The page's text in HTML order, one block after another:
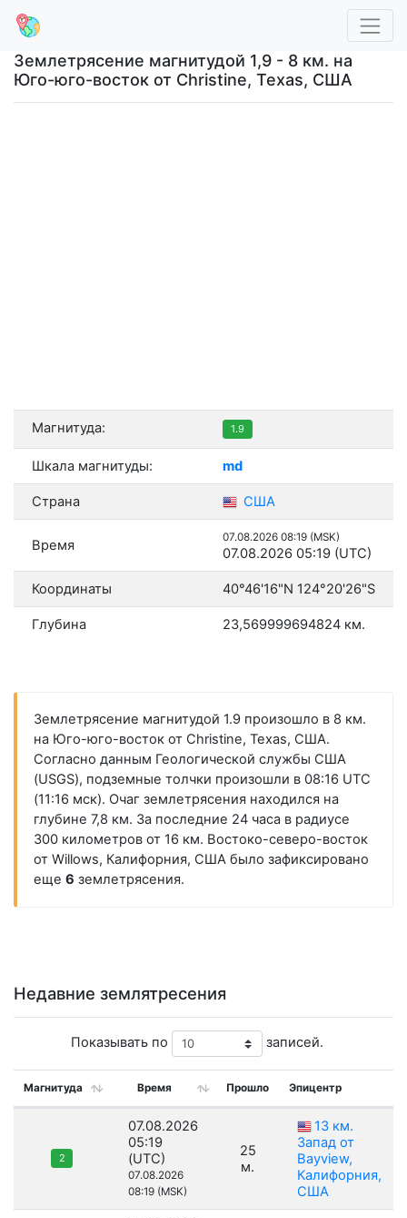
Землетрясение магнитудой 1,9 - 8 км. на
Юго-юго-восток от Christine, Texas, США
Магнитуда: 1.9
Шкала магнитуды: md
Страна США
Время 07.08.2026 08:19 (MSK)
07.08.2026 05:19 (UTC)
Координаты 40°46'16"N 124°20'26"S
Глубина 23,569999694824 км.
Землетрясение магнитудой 1.9 произошло в 8 км.
на Юго-юго-восток от Christine, Texas, США.
Согласно данным Геологической службы США
(USGS), подземные толчки произошли в 08:16 UTC
(11:16 мск). Очаг землетрясения находился на
глубине 7,8 км. За последние 24 часа в радиусе
300 километров от 16 км. Востоко-северо-восток
от Willows, Калифорния, США было зафиксировано
еще 6 землетрясения.
Недавние землятресения
Показывать по записей.
Магнитуда Время Прошло Эпицентр
2
07.08.2026
05:19
(UTC)
07.08.2026
08:19 (MSK)
25
м.
13 км.
Запад от
Bayview,
Калифорния,
США